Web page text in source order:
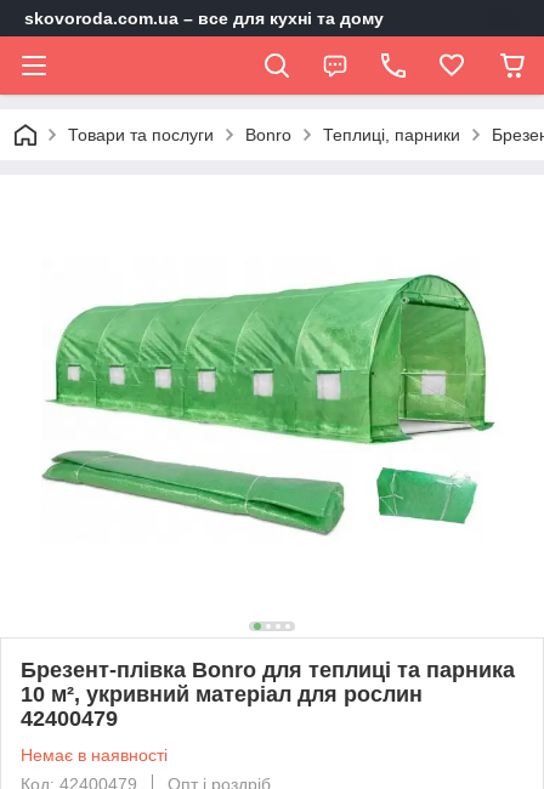
skovoroda.com.ua – все для кухні та дому
Товари та послуги Bonro Теплиці, парники
Брезент-плівка Bonro для теплиці та парника
10 м², укривний матеріал для рослин
42400479
Немає в наявності
Код: 42400479
Опт і роздріб